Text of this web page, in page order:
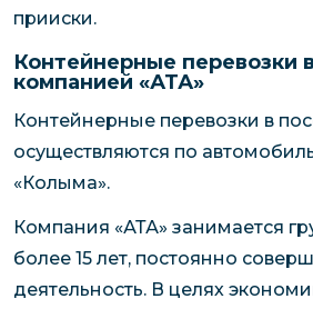
прииски.
Контейнерные перевозки
компанией «АТА»
Контейнерные перевозки в
осуществляются по
«Колыма».
Компания «АТА» занимается
более 15 лет, постоянно
деятельность. В целях